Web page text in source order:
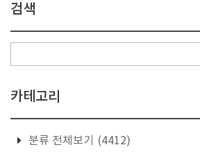
검색
카테고리
분류 전체보기
(4412)